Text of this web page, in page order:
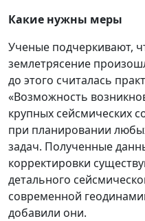
Какие нужны меры
Ученые подчеркивают,
землетрясение
до этого считалась
«Возможность
крупных сейсмических
при планировании
задач. Полученные
корректировки
детального
современной
добавили они.